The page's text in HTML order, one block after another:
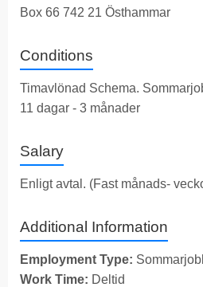
Box 66 742 21 Östhammar
Conditions
Timavlönad Schema.
11 dagar - 3 månader
Salary
Enligt avtal. (Fast månads-
Additional Information
Employment Type:
Work Time: Deltid